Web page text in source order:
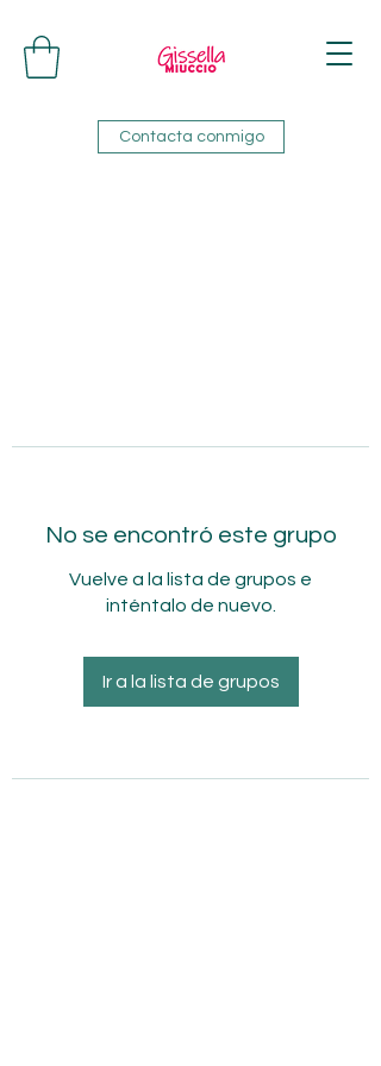
Contacta conmigo
No se encontró este grupo
Vuelve a la lista de grupos e
inténtalo de nuevo.
Ir a la lista de grupos